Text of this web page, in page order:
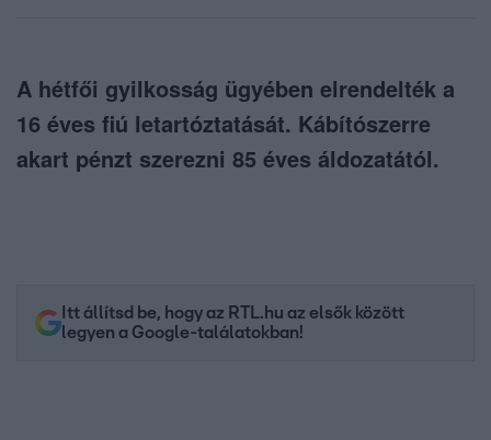
A hétfői gyilkosság ügyében elrendelték a
16 éves fiú letartóztatását. Kábítószerre
akart pénzt szerezni 85 éves áldozatától.
Itt állítsd be, hogy az RTL.hu az elsők között
legyen a Google-találatokban!